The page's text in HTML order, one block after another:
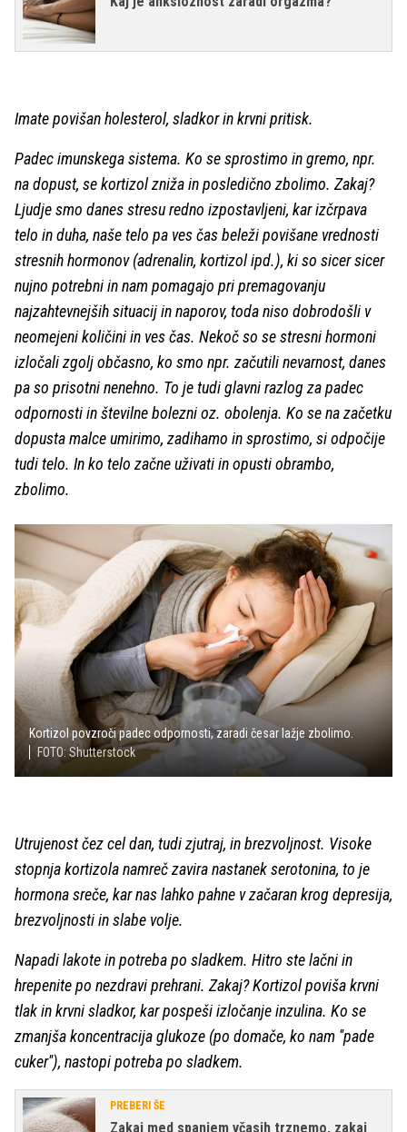
Imate povišan holesterol, sladkor in krvni pritisk.
Padec imunskega sistema. Ko se sprostimo in gremo, npr.
na dopust, se kortizol zniža in posledično zbolimo. Zakaj?
Ljudje smo danes stresu redno izpostavljeni, kar izčrpava
telo in duha, naše telo pa ves čas beleži povišane vrednosti
stresnih hormonov (adrenalin, kortizol ipd.), ki so sicer sicer
nujno potrebni in nam pomagajo pri premagovanju
najzahtevnejših situacij in naporov, toda niso dobrodošli v
neomejeni količini in ves čas. Nekoč so se stresni hormoni
izločali zgolj občasno, ko smo npr. začutili nevarnost, danes
pa so prisotni nenehno. To je tudi glavni razlog za padec
odpornosti in številne bolezni oz. obolenja. Ko se na začetku
dopusta malce umirimo, zadihamo in sprostimo, si odpočije
tudi telo. In ko telo začne uživati in opusti obrambo,
zbolimo.
Kortizol povzroči padec odpornosti, zaradi česar lažje zbolimo.
FOTO: Shutterstock
Utrujenost čez cel dan, tudi zjutraj, in brezvoljnost. Visoke
stopnja kortizola namreč zavira nastanek serotonina, to je
hormona sreče, kar nas lahko pahne v začaran krog depresija,
brezvoljnosti in slabe volje.
Napadi lakote in potreba po sladkem. Hitro ste lačni in
hrepenite po nezdravi prehrani. Zakaj? Kortizol poviša krvni
tlak in krvni sladkor, kar pospeši izločanje inzulina. Ko se
zmanjša koncentracija glukoze (po domače, ko nam ''pade
cuker''), nastopi potreba po sladkem.
PREBERI ŠE
Zakaj med spanjem včasih trznemo, zakaj